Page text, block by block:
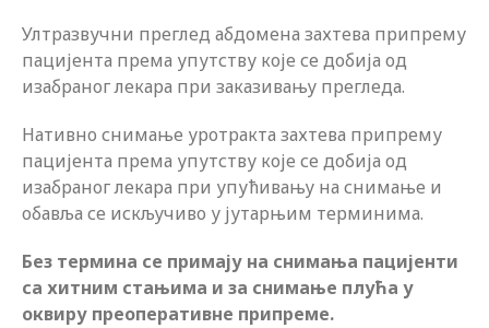
Ултразвучни преглед абдомена захтева припрему
пацијента према упутству које се добија од
изабраног лекара при заказивању прегледа.
Нативно снимање уротракта захтева припрему
пацијента према упутству које се добија од
изабраног лекара при упућивању на снимање и
обавља се искључиво у јутарњим терминима.
Без термина се примају на снимања пацијенти
са хитним стањима и за снимање плућа у
оквиру преоперативне припреме.